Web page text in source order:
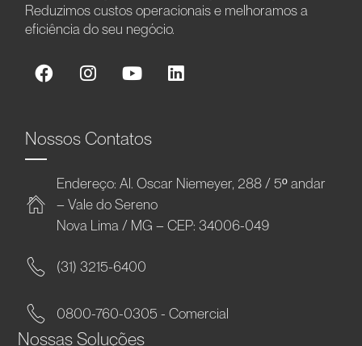
Reduzimos custos operacionais e melhoramos a
eficiência do seu negócio.
Nossos Contatos
Endereço: Al. Oscar Niemeyer, 288 / 5º andar
– Vale do Sereno
Nova Lima / MG – CEP: 34006-049
(31) 3215-6400
0800-760-0305 - Comercial
Nossas Soluções